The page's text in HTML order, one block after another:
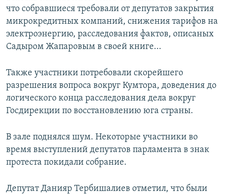
что собравшиеся требовали от депутатов закрытия
микрокредитных компаний, снижения тарифов на
электроэнергию, расследования фактов, описаных
Садыром Жапаровым в своей книге...
Также участники потребовали скорейшего
разрешения вопроса вокруг Кумтора, доведения до
логического конца расследования дела вокруг
Госдирекции по восстановлению юга страны.
В зале поднялся шум. Некоторые участники во
время выступлений депутатов парламента в знак
протеста покидали собрание.
Депутат Данияр Тербишалиев отметил, что были